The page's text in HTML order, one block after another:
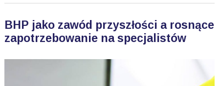
BHP jako zawód przyszłości a rosnące
zapotrzebowanie na specjalistów